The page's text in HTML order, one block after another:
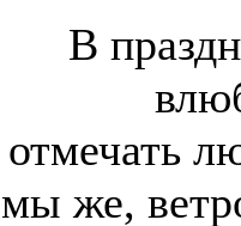
В
отмечать
мы же,